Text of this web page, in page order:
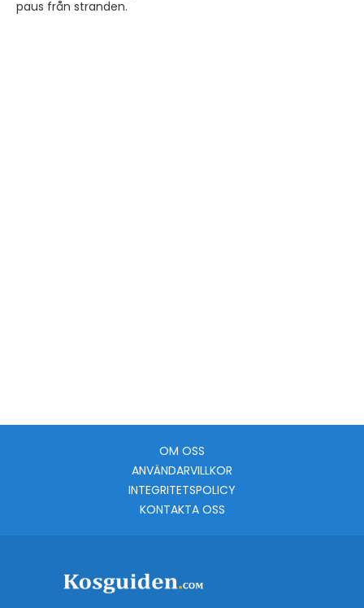
paus från stranden.
OM OSS
ANVÄNDARVILLKOR
INTEGRITETSPOLICY
KONTAKTA OSS